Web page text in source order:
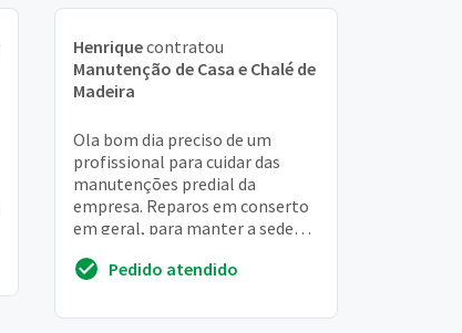
Henriquecontratou
Manutenção de Casa e Chalé de
Madeira
Ola bom dia preciso de um
profissional para cuidar das
manutenções predial da
empresa. Reparos em conserto
em geral, para manter a sede
alvenaria, elétrica, hidrá...
Pedido atendido